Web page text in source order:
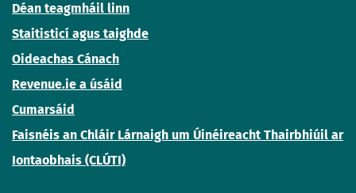
Déan teagmháil linn
Staitisticí agus taighde
Oideachas Cánach
Revenue.ie a úsáid
Cumarsáid
Faisnéis an Chláir Lárnaigh um Úinéireacht Thairbhiúil ar
Iontaobhais (CLÚTI)